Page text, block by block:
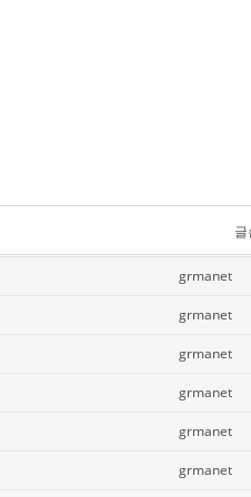
글
grmanet
grmanet
grmanet
grmanet
grmanet
grmanet